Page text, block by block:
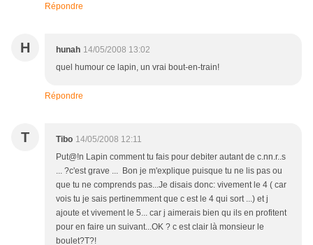
Répondre
H hunah 14/05/2008 13:02
quel humour ce lapin, un vrai bout-en-train!
Répondre
T Tibo 14/05/2008 12:11
Put@!n Lapin comment tu fais pour debiter autant de c.nn.r..s
... ?c'est grave ... Bon je m'explique puisque tu ne lis pas ou
que tu ne comprends pas...Je disais donc: vivement le 4 ( car
vois tu je sais pertinemment que c est le 4 qui sort ...) et j
ajoute et vivement le 5... car j aimerais bien qu ils en profitent
pour en faire un suivant...OK ? c est clair là monsieur le
boulet?T?!